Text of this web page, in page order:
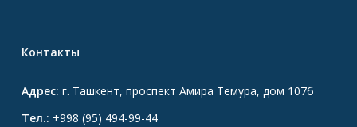
Контакты
Адрес: г. Ташкент, проспект Амира Темура, дом 107б
Тел.: +998 (95) 494-99-44